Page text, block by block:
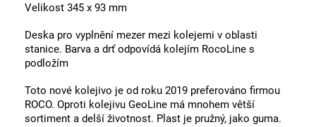
Velikost 345 x 93 mm
Deska pro vyplnění mezer mezi kolejemi v oblasti
stanice. Barva a drť odpovídá kolejím RocoLine s
podložím
Toto nové kolejivo je od roku 2019 preferováno firmou
ROCO. Oproti kolejivu GeoLine má mnohem větší
sortiment a delší životnost. Plast je pružný, jako guma.